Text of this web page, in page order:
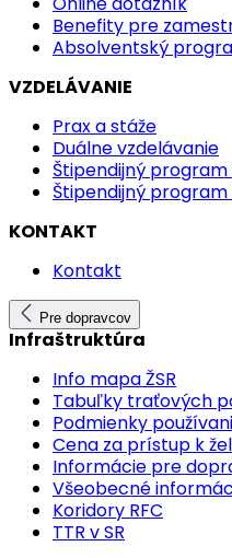
Benefity pre
Absolventský
VZDELÁVANIE
Prax a stáže
Duálne vzdelávanie
Štipendijný program
Štipendijný program
KONTAKT
Kontakt
Pre dopravcov
Infraštruktúra
Info mapa ŽSR
Tabuľky traťových
Podmienky
Cena za prístup k
Informácie pre
Všeobecné
Koridory RFC
TTR v SR